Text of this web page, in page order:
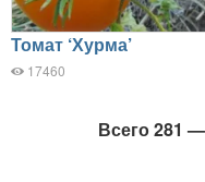
Томат ‘Хурма’
17460
Всего 281